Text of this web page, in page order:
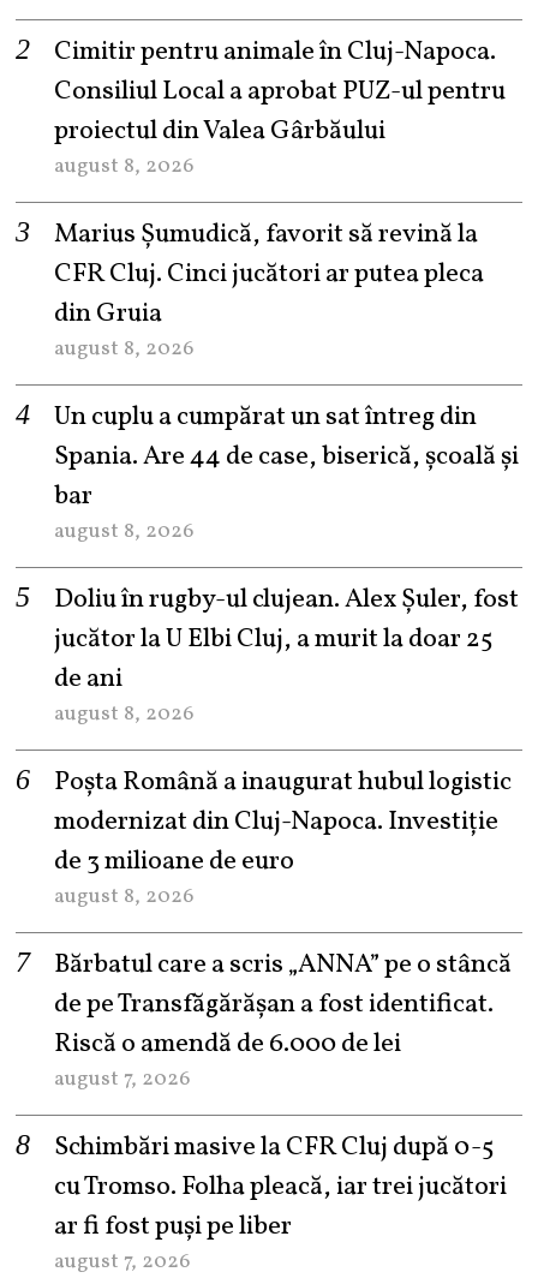
Cimitir pentru animale în Cluj-Napoca.
Consiliul Local a aprobat PUZ-ul pentru
proiectul din Valea Gârbăului
august 8, 2026
Marius Șumudică, favorit să revină la
CFR Cluj. Cinci jucători ar putea pleca
din Gruia
august 8, 2026
Un cuplu a cumpărat un sat întreg din
Spania. Are 44 de case, biserică, școală și
bar
august 8, 2026
Doliu în rugby-ul clujean. Alex Șuler, fost
jucător la U Elbi Cluj, a murit la doar 25
de ani
august 8, 2026
Poșta Română a inaugurat hubul logistic
modernizat din Cluj-Napoca. Investiție
de 3 milioane de euro
august 8, 2026
Bărbatul care a scris „ANNA” pe o stâncă
de pe Transfăgărășan a fost identificat.
Riscă o amendă de 6.000 de lei
august 7, 2026
Schimbări masive la CFR Cluj după 0-5
cu Tromso. Folha pleacă, iar trei jucători
ar fi fost puși pe liber
august 7, 2026